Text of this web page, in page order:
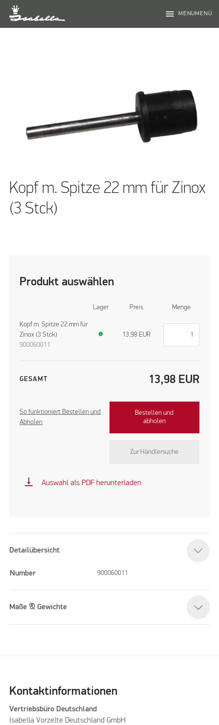
menu MENUMENÜ
Kopf m. Spitze 22 mm für Zinox
(3 Stck)
Produkt auswählen
Lager Preis Menge
Kopf m. Spitze 22 mm für
Zinox (3 Stck)
900060011
● 13,98 EUR
GESAMT 13,98 EUR
So funktioniert Bestellen und
Abholen
Bestellen und
abholen
Zur Händlersuche
vertical_align_bottom Auswahl als PDF herunterladen
Detailübersicht
Number 900060011
Maße & Gewichte
Kontaktinformationen
Vertriebsbüro Deutschland
Isabella Vorzelte Deutschland GmbH